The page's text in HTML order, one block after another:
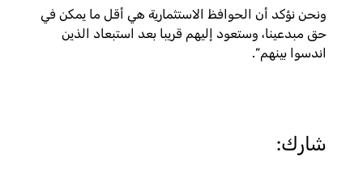
ونحن نؤكد أن الحوافظ الاستثمارية هي أقل ما يمكن في
حق مبدعينا، وستعود إليهم قريبا بعد استبعاد الذين
اندسوا بينهم”.
شارك: